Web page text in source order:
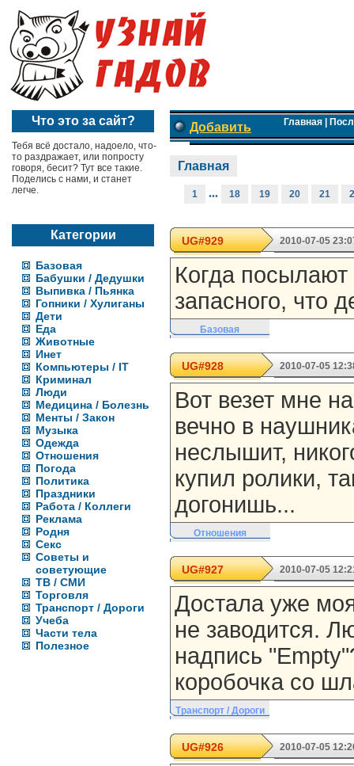
Что это за сайт?
Тебя всё достало, надоело, что-
то раздражает, или попросту
говоря, бесит? Тут все такие.
Поделись с нами, и станет
легче.
Категории
Базовая
Бабушки / Дедушки
Выпивка / Пьянка
Гопники / Хулиганы
Дети
Еда
Животные
Инет
Компьютеры / IT
Криминал
Люди
Медицина / Болезнь
Менты / Закон
Музыка
Одежда
Отношения
Погода
Политика
Праздники
Работа / Коллеги
Реклама
Родня
Секс
Советы и
советующие
ТВ / СМИ
Торговля
Транспорт / Дороги
Учеба
Части тела
Полезное
Добавить Главная|
Главная
1 ... 18 19 20 21
UG#929 2010-07-05
Когда посылают
запасного, что
Базовая
UG#928 2010-07-05
Вот везет мне
вечно в
неслышит,
купил ролики,
догонишь...
Отношения
UG#927 2010-07-05
Достала уже
не заводится.
надпись
коробочка со
Транспорт / Дороги
UG#926 2010-07-05